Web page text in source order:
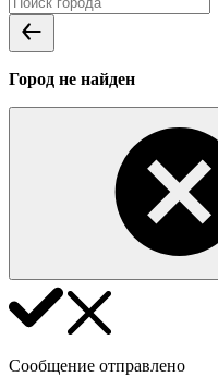
Город не найден
Сообщение отправлено